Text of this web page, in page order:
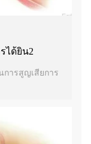
ได้ยิน2
การสูญเสียการ